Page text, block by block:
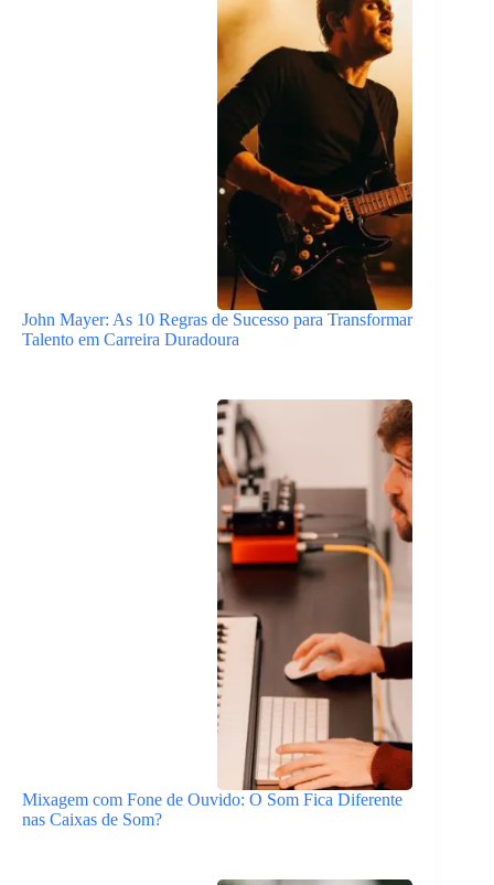
John Mayer: As 10 Regras de Sucesso para Transformar
Talento em Carreira Duradoura
Mixagem com Fone de Ouvido: O Som Fica Diferente
nas Caixas de Som?